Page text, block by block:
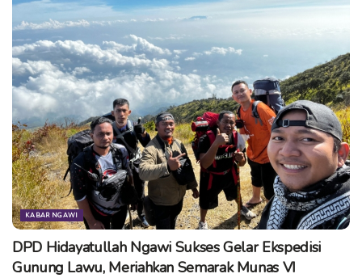
KABAR NGAWI
DPD Hidayatullah Ngawi Sukses Gelar Ekspedisi
Gunung Lawu, Meriahkan Semarak Munas VI